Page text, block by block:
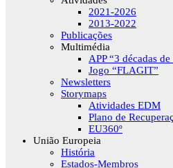
2021-2026
2013-2022
Publicações
Multimédia
APP “3 décadas
Jogo “FLAGIT”
Newsletters
Storymaps
Atividades EDM
Plano de
EU360º
União Europeia
História
Estados-Membros